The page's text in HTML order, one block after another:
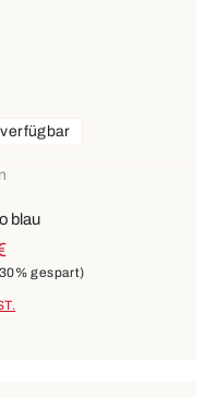
blau
gespart)